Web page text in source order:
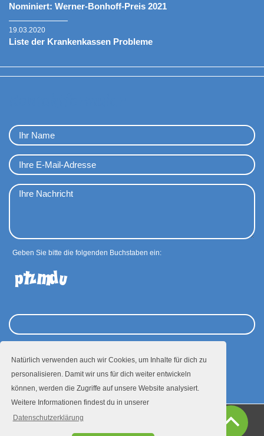
Natürlich verwenden auch wir Cookies, um Inhalte für dich zu
personalisieren. Damit wir uns für dich weiter entwickeln
können, werden die Zugriffe auf unsere Website analysiert.
Weitere Informationen findest du in unserer
Datenschutzerklärung
Nominiert: Werner-Bonhoff-Preis 2021
19.03.2020
Liste der Krankenkassen Probleme
Geben Sie bitte die folgenden Buchstaben ein:
Absenden
Presse Datenschutz